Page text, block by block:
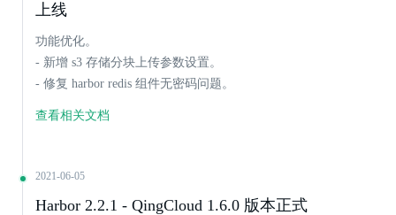
上线
功能优化。
- 新增 s3 存储分块上传参数设置。
- 修复 harbor redis 组件无密码问题。
查看相关文档
2021-06-05
Harbor 2.2.1 - QingCloud 1.6.0 版本正式